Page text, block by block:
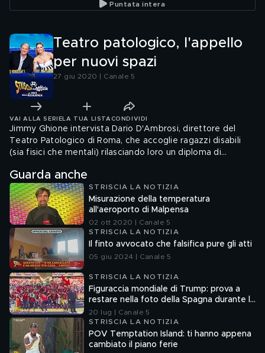
Puntata intera
Teatro patologico, l'appello
per nuovi spazi
27 giu 2020 | Canale 5
VAI ALLA SERIE LA TUA LISTA CONDIVIDI
Jimmy Ghione intervista Dario D'Ambrosi, direttore del
Teatro Patologico di Roma, che accoglie ragazzi disabili
(sia fisici che mentali) rilasciando loro un diploma di
può accogliere nuovi giovani per mancanza di spazio, ma
grazie all'intervento di Striscia la situazione potrebbe
risolversi presto
Guarda anche
STRISCIA LA NOTIZIA
Misurazione della temperatura
all'aeroporto di Malpensa
02 ott 2020 | Canale 5
STRISCIA LA NOTIZIA
Il finto avvocato che falsifica pure gli atti
05 giu 2024 | Canale 5
STRISCIA LA NOTIZIA
Figuraccia mondiale di Trump: prova a
restare nella foto della Spagna durante la
premiazione
20 lug | Canale 5
STRISCIA LA NOTIZIA
POV Temptation Island: ti hanno appena
cambiato il piano ferie